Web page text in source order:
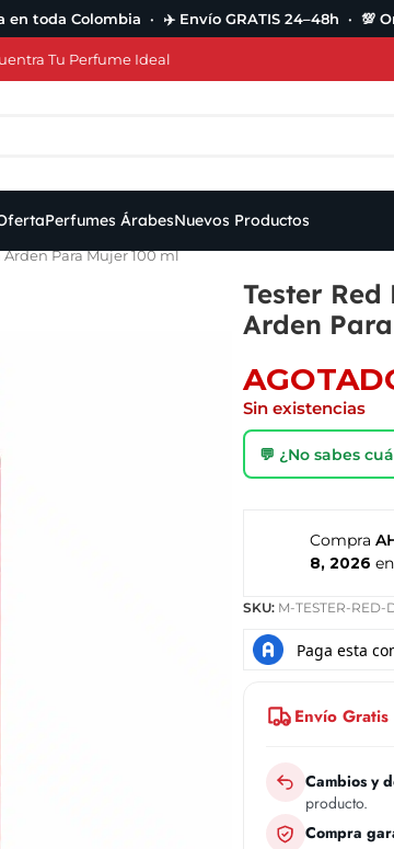
en toda Colombia · ✈️ Envío GRATIS 24–48h · 💯
Tu Perfume Ideal
Perfumes ÁrabesNuevos Productos
Para Mujer 100 ml
Tester
Arden
Sin existencias
💬 ¿No sabes
Compra
8, 2026
SKU: M-TESTER-RED-
Envío Gratis
Cambios y
producto.
Compra